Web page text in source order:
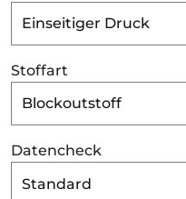
Stoffart
Datencheck